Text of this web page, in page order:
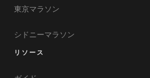
東京マラソン
シドニーマラソン
リソース